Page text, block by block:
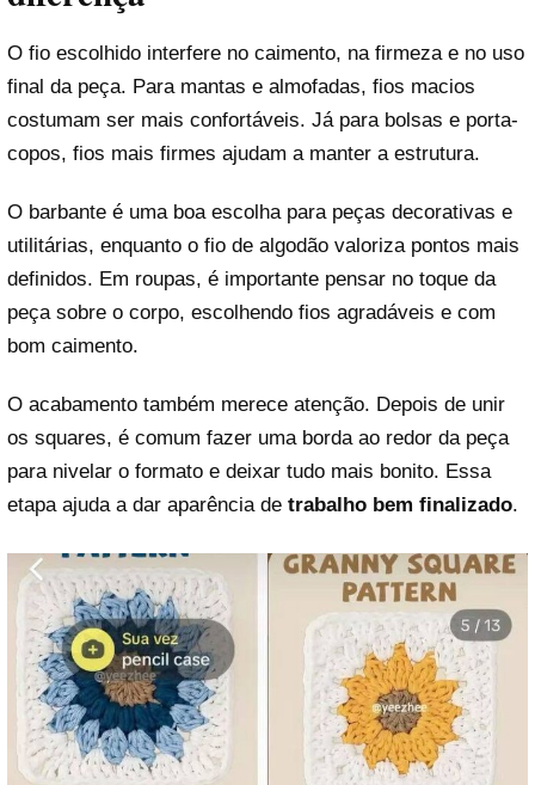
O fio escolhido interfere no caimento, na firmeza e no uso
final da peça. Para mantas e almofadas, fios macios
costumam ser mais confortáveis. Já para bolsas e porta-
copos, fios mais firmes ajudam a manter a estrutura.
O barbante é uma boa escolha para peças decorativas e
utilitárias, enquanto o fio de algodão valoriza pontos mais
definidos. Em roupas, é importante pensar no toque da
peça sobre o corpo, escolhendo fios agradáveis e com
bom caimento.
O acabamento também merece atenção. Depois de unir
os squares, é comum fazer uma borda ao redor da peça
para nivelar o formato e deixar tudo mais bonito. Essa
etapa ajuda a dar aparência de trabalho bem finalizado.